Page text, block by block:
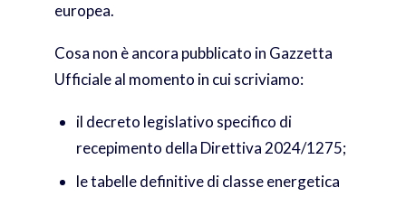
europea.
Cosa non è ancora pubblicato in Gazzetta
Ufficiale al momento in cui scriviamo:
il decreto legislativo specifico di
recepimento della Direttiva 2024/1275;
le tabelle definitive di classe energetica